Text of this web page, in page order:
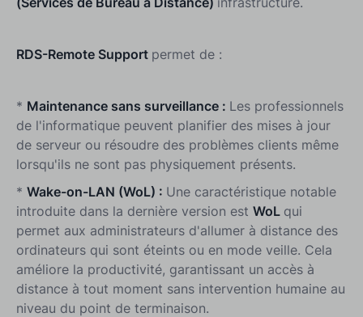
RDS-Remote Support permet de :
* Maintenance sans surveillance : Les professionnels
de l'informatique peuvent planifier des mises à jour
de serveur ou résoudre des problèmes clients même
lorsqu'ils ne sont pas physiquement présents.
* Wake-on-LAN (WoL) : Une caractéristique notable
introduite dans la dernière version est WoL qui
permet aux administrateurs d'allumer à distance des
ordinateurs qui sont éteints ou en mode veille. Cela
améliore la productivité, garantissant un accès à
distance à tout moment sans intervention humaine au
niveau du point de terminaison.